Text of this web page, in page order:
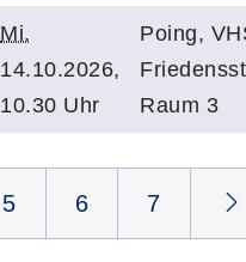
Mi.
14.10.2026,
10.30 Uhr
Poing,
Raum 3
5 6 7